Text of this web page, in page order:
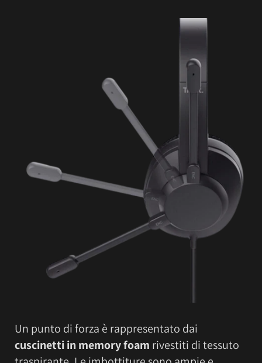
Un punto di forza è rappresentato dai
cuscinetti in memory foam rivestiti di tessuto